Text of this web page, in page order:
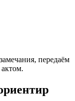
передаём